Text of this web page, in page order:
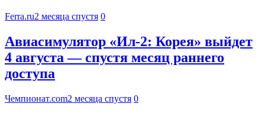
Ferra.ru2 месяца спустя 0
Авиасимулятор «Ил-2: Корея» выйдет
4 августа — спустя месяц раннего
доступа
Чемпионат.com2 месяца спустя 0